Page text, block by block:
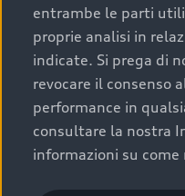
efficienza
componenti
prestazioni affidabili
Acquistare un’auto
Audi che offre l’usato
Scelta :plus, significa
sottoposto a 110
garanzia fino a 4 anni
entrambe le parti
proprie analisi in
indicate. Si prega di
revocare il consenso
performance in
consultare la nostra
informazioni su come